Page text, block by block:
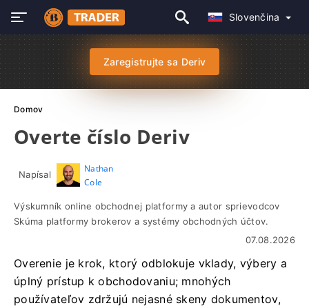
Slovenčina
Zaregistrujte sa Deriv
Domov
Overte číslo Deriv
Napísal
Nathan
Cole
Výskumník online obchodnej platformy a autor sprievodcov
Skúma platformy brokerov a systémy obchodných účtov.
07.08.2026
Overenie je krok, ktorý odblokuje vklady, výbery a
úplný prístup k obchodovaniu; mnohých
používateľov zdržujú nejasné skeny dokumentov,